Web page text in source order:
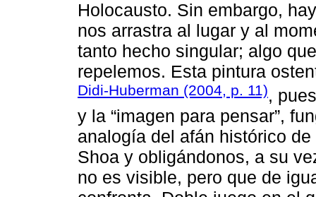
Holocausto. Sin embargo,
nos arrastra al lugar y al
tanto hecho singular; algo
repelemos. Esta pintura
Didi-Huberman (2004, p. 11),
y la “imagen para pensar”,
analogía del afán histórico
Shoa y obligándonos, a su
no es visible, pero que de